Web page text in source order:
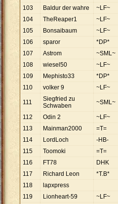
103
Baldur der wahre ~LF~
104
TheReaper1 ~LF~
105
Bonsaibaum ~LF~
106
sparor *DP*
107
Astrom ~SML~
108
wiesel50 ~LF~
109
Mephisto33 *DP*
110
volker 9 ~LF~
111
Siegfried zu
Schwaben
~SML~
112 Odin 2 ~LF~
113
Mainman2000 =T=
114
LordLoch -HB-
115
Toomoki =T=
116
FT78 DHK
117
Richard Leon *T.B*
118
lapxpress
119
Lionheart-59 ~LF~